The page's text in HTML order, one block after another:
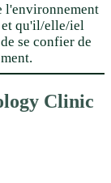
l'environnement
et qu'il/elle/iel
se confier de
Clinic